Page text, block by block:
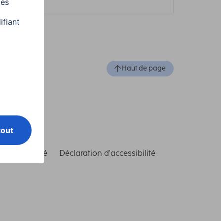
Haut de page
conformité Déclaration d'accessibilité